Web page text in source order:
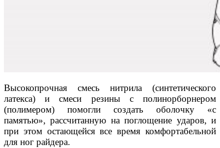
Высокопрочная смесь нитрила (синтетического
латекса) и смеси резины с полинорборнером
(полимером) помогли создать оболочку «с
памятью», рассчитанную на поглощение ударов, и
при этом остающейся все время комфортабельной
для ног райдера.